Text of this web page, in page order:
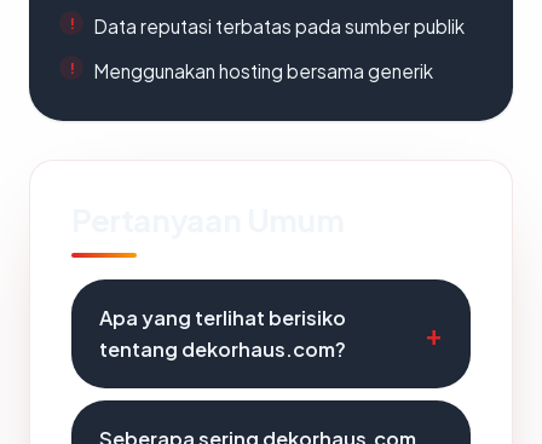
Data reputasi terbatas pada sumber publik
Menggunakan hosting bersama generik
Apa yang terlihat berisiko
tentang dekorhaus.com?